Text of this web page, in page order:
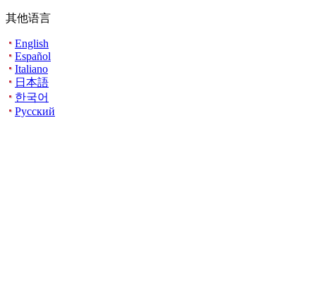
其他语言
English
Español
Italiano
日本語
한국어
Русский